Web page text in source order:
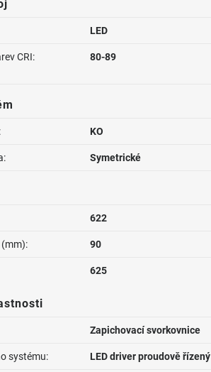
LED
CRI: 80-89
KO
Symetrické
622
90
625
Zapichovací svorkovnice
systému: LED driver proudově řízený